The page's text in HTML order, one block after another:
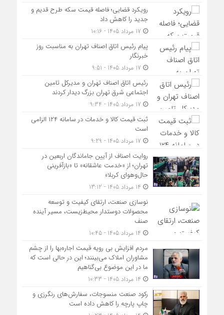
رویکرد قضایی؛ فاصله قیمت سکه طرح قدیم و
جدید را کاهش داد
پیام رئیس اتاق اصناف تهران به مناسبت روز
خبرنگار
رئیس اتاق اصناف تهران و مدیرکل تامین
اجتماعی شرق تهران بزرگ دیدار کردند
ثبت قیمت کالا و خدمات در سامانه ۱۲۴ الزامی
است
روایت اصناف از آیین جاماندگان اربعین در
تهران؛ از «خدمت عاشقانه» تا «بازآفرینی
حال‌وهوای کربلا»
نوسازی صنعت، ارتقای کیفیت و توسعه
محصولات دوستدار محیط‌زیست، مسیر آینده
صنف
مردم افزایش بی رویه قیمت اجاره‌بها را از چشم
مشاوران املاک می‌بینند؛ این در حالی است که
ما در این موضوع بی‌گناهیم
رکود صنعت منسوجات، سفارش‌های رنگرزی و
چاپ پارچه را کاهش داده است